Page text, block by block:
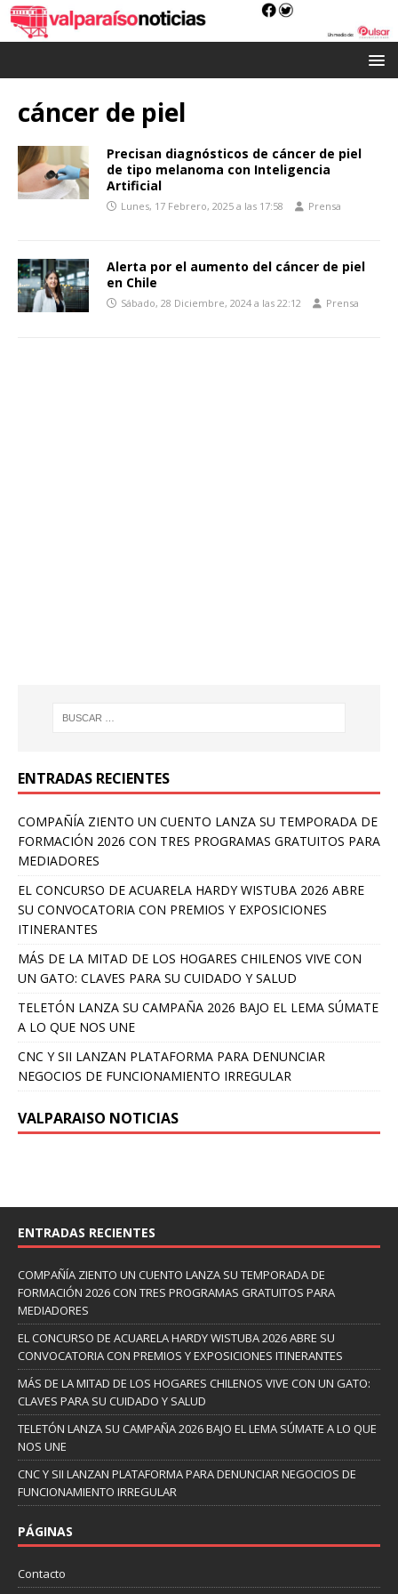
cáncer de piel
Precisan diagnósticos de cáncer de piel
de tipo melanoma con Inteligencia
Artificial
Lunes, 17 Febrero, 2025 a las 17:58 Prensa
Alerta por el aumento del cáncer de piel
en Chile
Sábado, 28 Diciembre, 2024 a las 22:12 Prensa
ENTRADAS RECIENTES
COMPAÑÍA ZIENTO UN CUENTO LANZA SU TEMPORADA DE
FORMACIÓN 2026 CON TRES PROGRAMAS GRATUITOS PARA
MEDIADORES
EL CONCURSO DE ACUARELA HARDY WISTUBA 2026 ABRE
SU CONVOCATORIA CON PREMIOS Y EXPOSICIONES
ITINERANTES
MÁS DE LA MITAD DE LOS HOGARES CHILENOS VIVE CON
UN GATO: CLAVES PARA SU CUIDADO Y SALUD
TELETÓN LANZA SU CAMPAÑA 2026 BAJO EL LEMA SÚMATE
A LO QUE NOS UNE
CNC Y SII LANZAN PLATAFORMA PARA DENUNCIAR
NEGOCIOS DE FUNCIONAMIENTO IRREGULAR
VALPARAISO NOTICIAS
ENTRADAS RECIENTES
COMPAÑÍA ZIENTO UN CUENTO LANZA SU TEMPORADA DE
FORMACIÓN 2026 CON TRES PROGRAMAS GRATUITOS PARA
MEDIADORES
EL CONCURSO DE ACUARELA HARDY WISTUBA 2026 ABRE SU
CONVOCATORIA CON PREMIOS Y EXPOSICIONES ITINERANTES
MÁS DE LA MITAD DE LOS HOGARES CHILENOS VIVE CON UN GATO:
CLAVES PARA SU CUIDADO Y SALUD
TELETÓN LANZA SU CAMPAÑA 2026 BAJO EL LEMA SÚMATE A LO QUE
NOS UNE
CNC Y SII LANZAN PLATAFORMA PARA DENUNCIAR NEGOCIOS DE
FUNCIONAMIENTO IRREGULAR
PÁGINAS
Contacto